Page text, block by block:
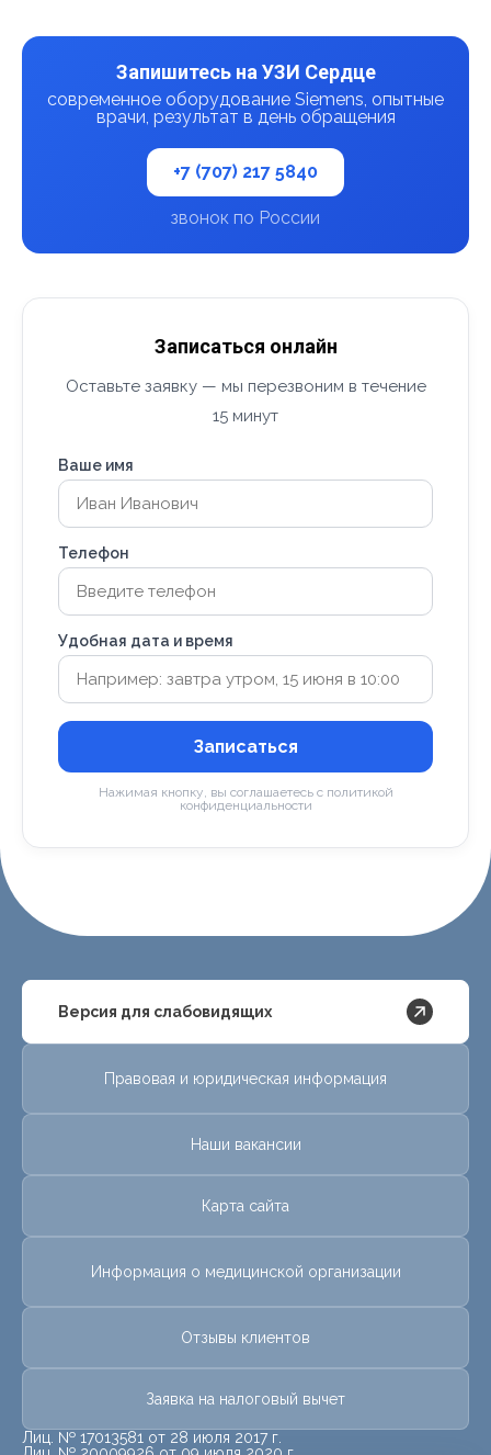
Запишитесь на УЗИ Сердце
современное оборудование Siemens, опытные
врачи, результат в день обращения
+7 (707) 217 5840
звонок по России
Записаться онлайн
Оставьте заявку — мы перезвоним в течение
15 минут
Ваше имя
Телефон
Удобная дата и время
Записаться
Нажимая кнопку, вы соглашаетесь с политикой
конфиденциальности
Версия для слабовидящих
Правовая и юридическая информация
Наши вакансии
Карта сайта
Информация о медицинской организации
Отзывы клиентов
Заявка на налоговый вычет
Лиц. № 17013581 от 28 июля 2017 г.